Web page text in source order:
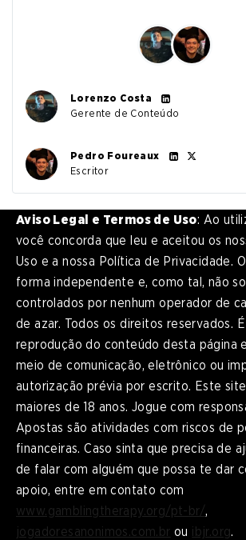
Lorenzo Costa
Gerente de Conteúdo
Pedro Foureaux
Escritor
Aviso Legal e Termos de Uso: Ao
você concorda que leu e aceitou os
Uso e a nossa Política de Privacidade.
forma independente e, como tal, não
controlados por nenhum operador de
de azar. Todos os direitos reservados.
reprodução do conteúdo desta página
meio de comunicação, eletrônico ou
autorização prévia por escrito. Este
maiores de 18 anos. Jogue com
Apostas são atividades com riscos de
financeiras. Caso sinta que precisa de
de falar com alguém que possa te dar
apoio, entre em contato com
www.gamblingtherapy.org/pt-br/,
jogadoresanonimos.com.br ou ibjr.org.